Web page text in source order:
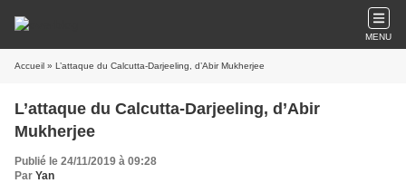
MENU
Accueil » L’attaque du Calcutta-Darjeeling, d’Abir Mukherjee
L’attaque du Calcutta-Darjeeling, d’Abir
Mukherjee
Publié le 24/11/2019 à 09:28
Par Yan